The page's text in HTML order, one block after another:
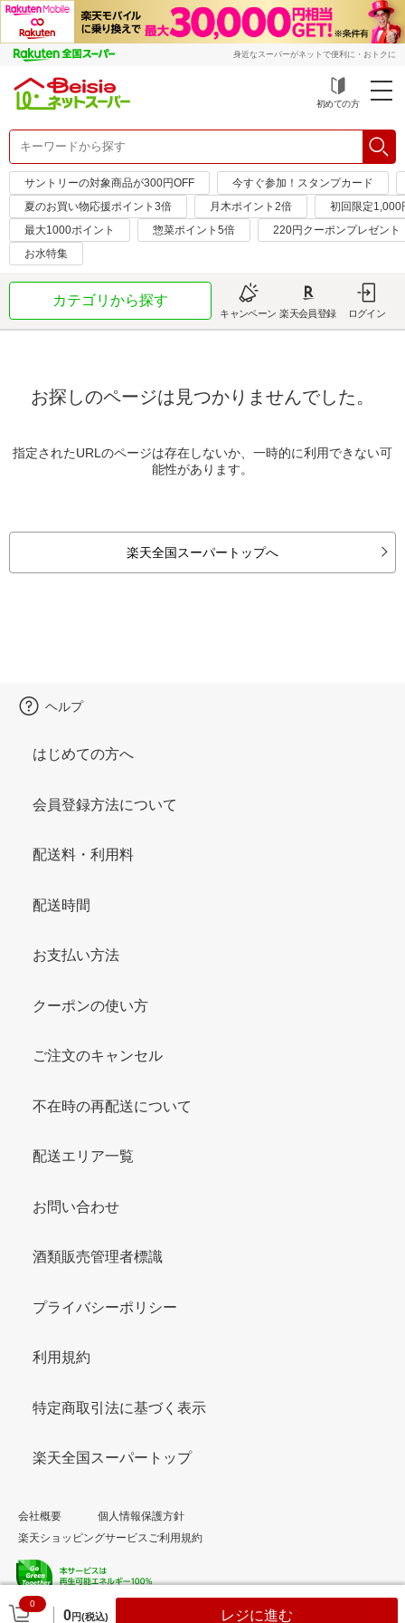
身近なスーパーがネットで便利に・おトクに
初めての方
サントリーの対象商品が300円OFF
今すぐ参加！スタンプカード
夏のお買い物応援ポイント3倍
月木ポイント2倍
初回限定1,000
最大1000ポイント
惣菜ポイント5倍
220円クーポンプレゼント
お水特集
カテゴリから探す
キャンペーン 楽天会員登録 ログイン
お探しのページは見つかりませんでした。
指定されたURLのページは存在しないか、一時的に利用できない可
能性があります。
楽天全国スーパートップへ
0
0円(税込) レジに進む
ヘルプ
はじめての方へ
会員登録方法について
配送料・利用料
配送時間
お支払い方法
クーポンの使い方
ご注文のキャンセル
不在時の再配送について
配送エリア一覧
お問い合わせ
酒類販売管理者標識
プライバシーポリシー
利用規約
特定商取引法に基づく表示
楽天全国スーパートップ
会社概要
個人情報保護方針
楽天ショッピングサービスご利用規約
© Rakuten Group, Inc.